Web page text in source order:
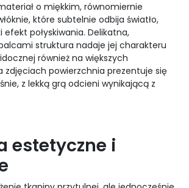
o miękkim, równomiernie
które subtelnie odbija światło,
połyskiwania. Delikatna,
struktura nadaje jej charakteru
również na większych
zdjęciach powierzchnia prezentuje się
z lekką grą odcieni wynikającą z
estetyczne i